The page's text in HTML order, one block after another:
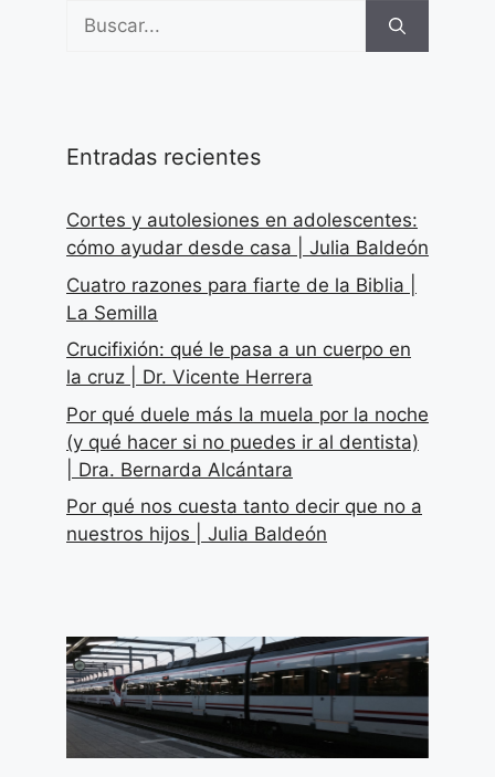
Buscar:
Entradas recientes
Cortes y autolesiones en adolescentes:
cómo ayudar desde casa | Julia Baldeón
Cuatro razones para fiarte de la Biblia |
La Semilla
Crucifixión: qué le pasa a un cuerpo en
la cruz | Dr. Vicente Herrera
Por qué duele más la muela por la noche
(y qué hacer si no puedes ir al dentista)
| Dra. Bernarda Alcántara
Por qué nos cuesta tanto decir que no a
nuestros hijos | Julia Baldeón